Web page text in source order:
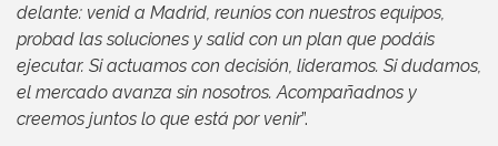
delante: venid a Madrid, reuníos con nuestros equipos,
probad las soluciones y salid con un plan que podáis
ejecutar. Si actuamos con decisión, lideramos. Si dudamos,
el mercado avanza sin nosotros. Acompañadnos y
creemos juntos lo que está por venir”.